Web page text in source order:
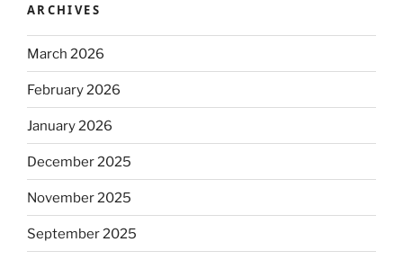
ARCHIVES
March 2026
February 2026
January 2026
December 2025
November 2025
September 2025